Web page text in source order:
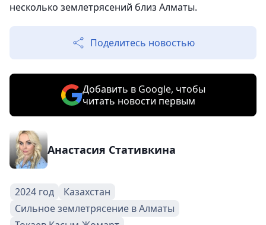
несколько землетрясений близ Алматы.
Поделитесь новостью
Добавить в Google, чтобы
читать новости первым
Анастасия Стативкина
2024 год
Казахстан
Сильное землетрясение в Алматы